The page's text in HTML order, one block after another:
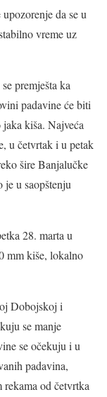
da se u
vreme uz
premješta ka
padavine će biti
kiša. Najveća
u četvrtak i u petak
šire Banjalučke
u saopštenju
28. marta u
mm kiše, lokalno
Dobojskoj i
se manje
se očekuju i u
padavina,
rekama od četvrtka